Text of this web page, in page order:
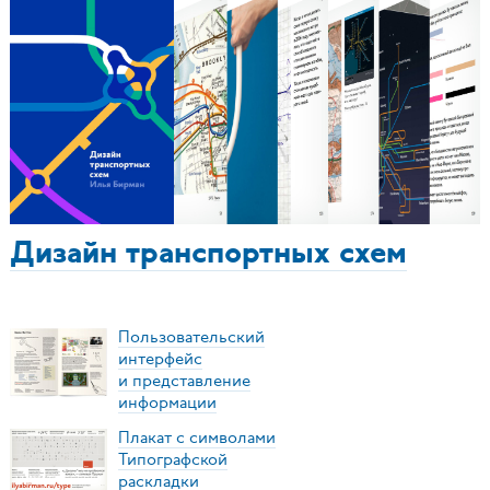
Дизайн транспортных схем
Пользовательский
интерфейс
и представление
информации
Плакат с символами
Типографской
раскладки